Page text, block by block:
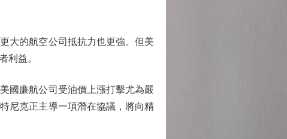
的航空公司抵抗力也更強。但美
利益。
廉航公司受油價上漲打擊尤為嚴
尼克正主導一項潛在協議，將向精